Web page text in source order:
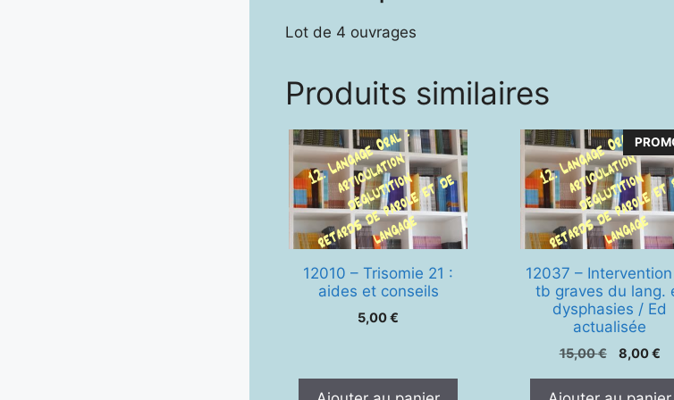
Lot de 4 ouvrages
Produits similaires
12010 – Trisomie 21 :
aides et conseils
5,00€
12037 –
tb graves du lang.
dysphasies / Ed
actualisée
15,00€
Le
8,00€Le